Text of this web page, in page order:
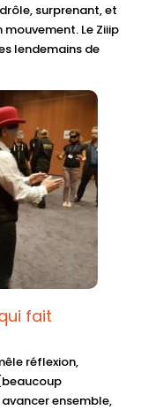
surprenant, et
Le Ziiip
lendemains de
fait
réflexion,
ensemble,